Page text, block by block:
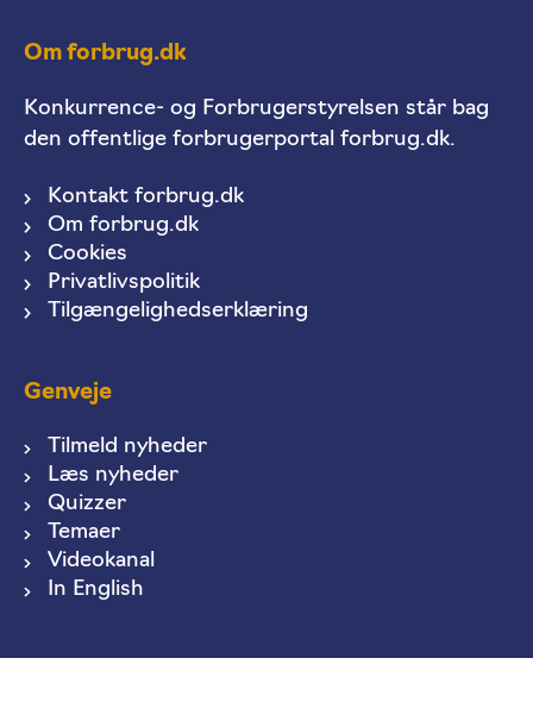
Om forbrug.dk
Konkurrence- og Forbrugerstyrelsen står bag
den offentlige forbrugerportal forbrug.dk.
Kontakt forbrug.dk
Om forbrug.dk
Cookies
Privatlivspolitik
Tilgængelighedserklæring
Genveje
Tilmeld nyheder
Læs nyheder
Quizzer
Temaer
Videokanal
In English